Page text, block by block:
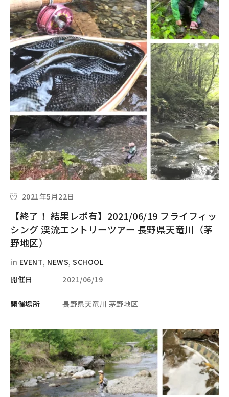
2021年5月22日
【終了！ 結果レポ有】2021/06/19 フライフィッ
シング 渓流エントリーツアー 長野県天竜川（茅
野地区）
in EVENT, NEWS, SCHOOL
開催日
2021/06/19
開催場所 長野県天竜川 茅野地区